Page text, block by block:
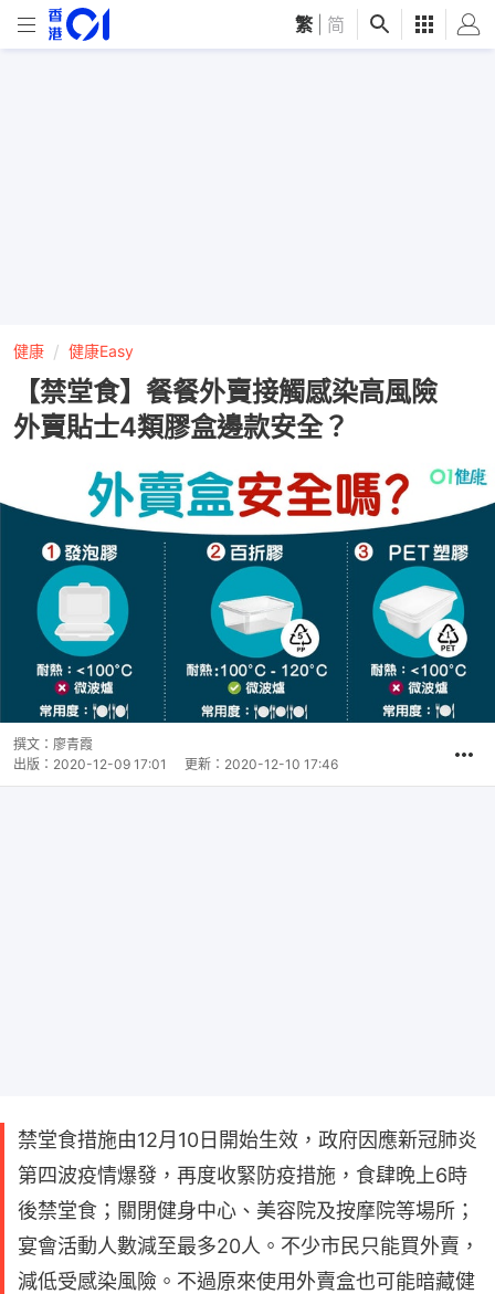
繁 简
健康 健康Easy
【禁堂食】餐餐外賣接觸感染高風險
外賣貼士4類膠盒邊款安全？
撰文： 廖青霞
出版： 2020-12-09 17:01 更新： 2020-12-10 17:46
禁堂食措施由12月10日開始生效，政府因應新冠肺炎
第四波疫情爆發，再度收緊防疫措施，食肆晚上6時
後禁堂食；關閉健身中心、美容院及按摩院等場所；
宴會活動人數減至最多20人。不少市民只能買外賣，
減低受感染風險。不過原來使用外賣盒也可能暗藏健